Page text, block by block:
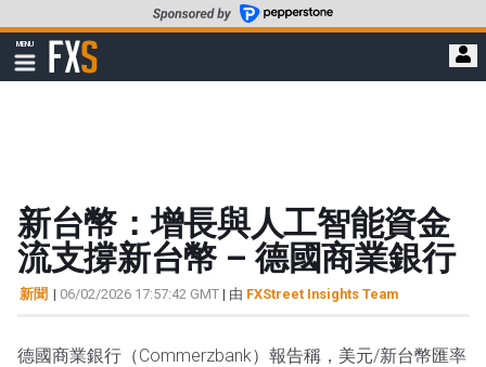
至
要
MENU
顯
示
FXStreet
新台幣：增長與人工智能資金
流支撐新台幣 – 德國商業銀行
新聞 | 06/02/2026 17:57:42 GMT | 由 FXStreet Insights Team
德國商業銀行（Commerzbank）報告稱，美元/新台幣匯率